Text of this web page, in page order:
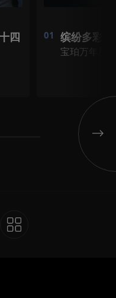
四
01 缤纷多彩的
宝珀万年历